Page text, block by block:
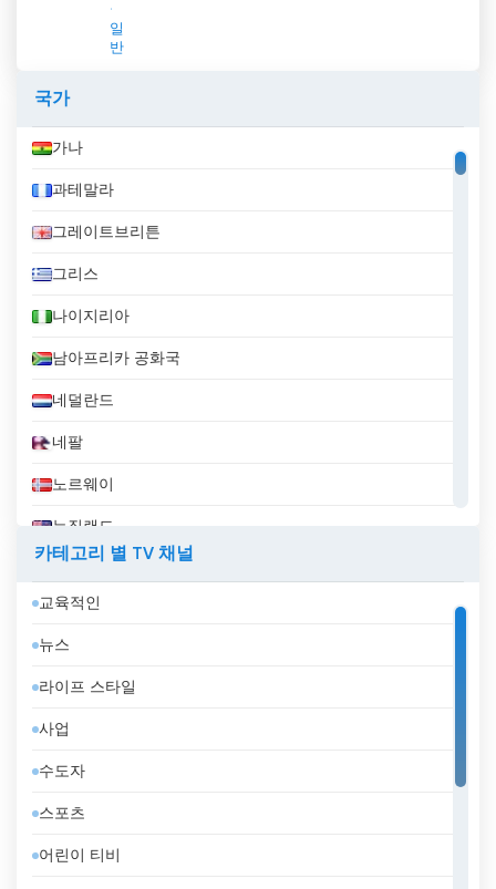
일
반
국가
가나
과테말라
그레이트브리튼
그리스
나이지리아
남아프리카 공화국
네덜란드
네팔
노르웨이
뉴질랜드
대한민국
덴마크
도미니카 공화국
독일
라트비아
러시아
레바논
카테고리 별 TV 채널
교육적인
뉴스
라이프 스타일
사업
수도자
스포츠
어린이 티비